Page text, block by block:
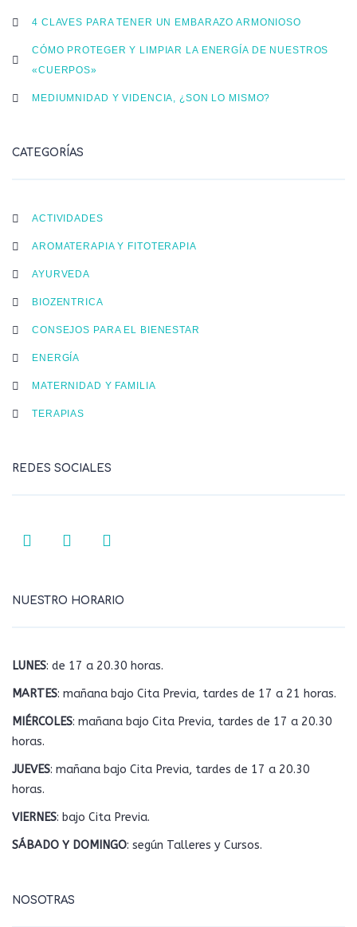
4 CLAVES PARA TENER UN EMBARAZO ARMONIOSO
CÓMO PROTEGER Y LIMPIAR LA ENERGÍA DE NUESTROS
«CUERPOS»
MEDIUMNIDAD Y VIDENCIA, ¿SON LO MISMO?
CATEGORÍAS
ACTIVIDADES
AROMATERAPIA Y FITOTERAPIA
AYURVEDA
BIOZENTRICA
CONSEJOS PARA EL BIENESTAR
ENERGÍA
MATERNIDAD Y FAMILIA
TERAPIAS
REDES SOCIALES
NUESTRO HORARIO
LUNES: de 17 a 20.30 horas.
MARTES: mañana bajo Cita Previa, tardes de 17 a 21 horas.
MIÉRCOLES: mañana bajo Cita Previa, tardes de 17 a 20.30
horas.
JUEVES: mañana bajo Cita Previa, tardes de 17 a 20.30
horas.
VIERNES: bajo Cita Previa.
SÁBADO Y DOMINGO: según Talleres y Cursos.
NOSOTRAS